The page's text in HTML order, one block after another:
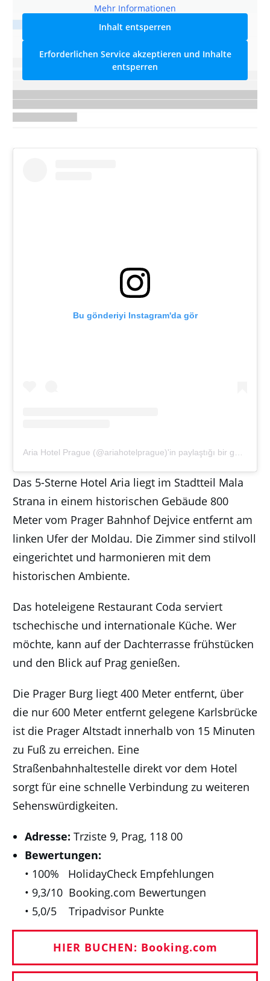
Mehr Informationen
Inhalt entsperren
Erforderlichen Service akzeptieren und Inhalte
entsperren
Bu gönderiyi Instagram'da gör
Aria Hotel Prague (@ariahotelprague)'in paylaştığı bir gönderi
Das 5-Sterne Hotel Aria liegt im Stadtteil Mala
Strana in einem historischen Gebäude 800
Meter vom Prager Bahnhof Dejvice entfernt am
linken Ufer der Moldau. Die Zimmer sind stilvoll
eingerichtet und harmonieren mit dem
historischen Ambiente.
Das hoteleigene Restaurant Coda serviert
tschechische und internationale Küche. Wer
möchte, kann auf der Dachterrasse frühstücken
und den Blick auf Prag genießen.
Die Prager Burg liegt 400 Meter entfernt, über
die nur 600 Meter entfernt gelegene Karlsbrücke
ist die Prager Altstadt innerhalb von 15 Minuten
zu Fuß zu erreichen. Eine
Straßenbahnhaltestelle direkt vor dem Hotel
sorgt für eine schnelle Verbindung zu weiteren
Sehenswürdigkeiten.
Adresse: Trziste 9, Prag, 118 00
Bewertungen:
• 100% HolidayCheck Empfehlungen
• 9,3/10 Booking.com Bewertungen
• 5,0/5 Tripadvisor Punkte
HIER BUCHEN: Booking.com